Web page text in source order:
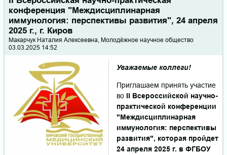
конференция "Междисциплинарная
иммунология: перспективы развития", 24 апреля
2025 г., г. Киров
Макарчук Наталия Алексеевна, Молодёжное научное общество
03.03.2025 14:52
Уважаемые коллеги!
Приглашаем принять участие
во II Всероссийской научно-
практической конференции
"Междисциплинарная
иммунология: перспективы
развития", которая пройдет
24 апреля 2025 г. в ФГБОУ